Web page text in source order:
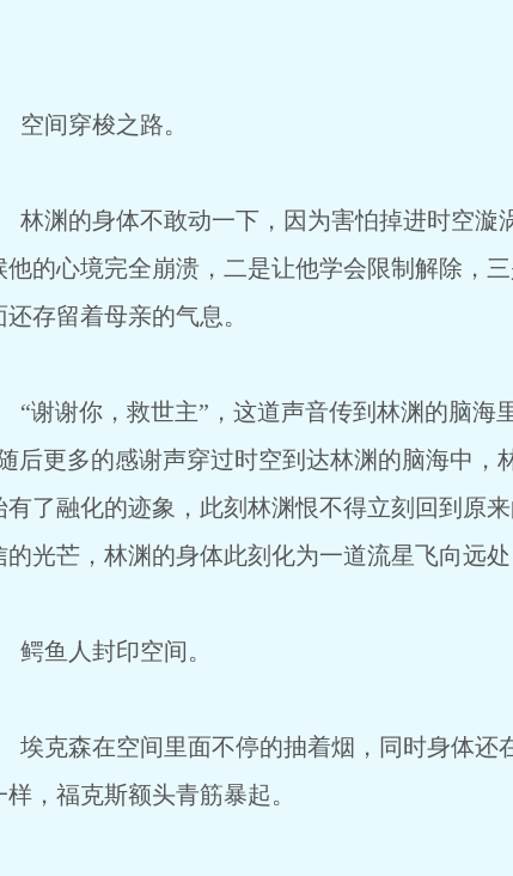
梭之路。
体不敢动一下，因为害怕掉进时空漩涡
他的心境完全崩溃，二是让他学会限制解除，
存留着母亲的气息。
，救世主”，这道声音传到林渊的脑海里
后更多的感谢声穿过时空到达林渊的脑海中
有了融化的迹象，此刻林渊恨不得立刻回到原
的光芒，林渊的身体此刻化为一道流星飞向远处
封印空间。
空间里面不停的抽着烟，同时身体还在
，福克斯额头青筋暴起。